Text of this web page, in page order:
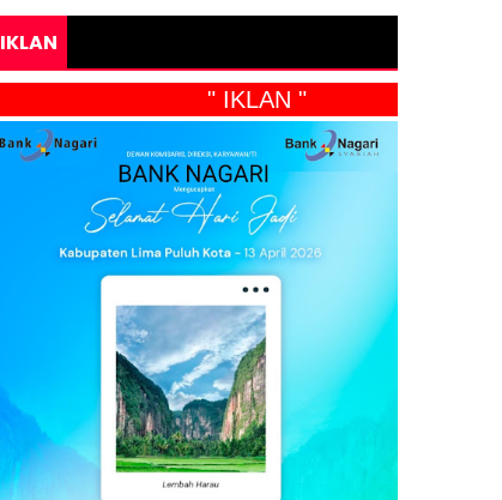
IKLAN
" IKLAN "